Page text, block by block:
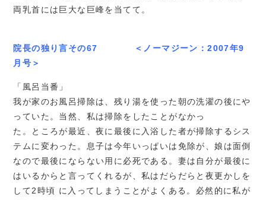
両乳首には巨大な巨峰を当てて。
院長の独り言その67 ＜ノーマジーン：2007年9
月号＞
「風呂当番」
我が家のお風呂掃除は、残り湯を使った朝の洗濯の後にや
っていた。当然、私は掃除をしたことがなかっ
た。ところが最近、夜に最後に入浴した者が掃除するシス
テムに変わった。息子は今年いっぱいは免除が、娘は面倒
なので最後にならない用に必死である。妻は自分が最後に
はいるからと言ってくれるが、私はだらだらと夜更かしを
して2時頃 に入ってしまうことがよくある。必然的に私が